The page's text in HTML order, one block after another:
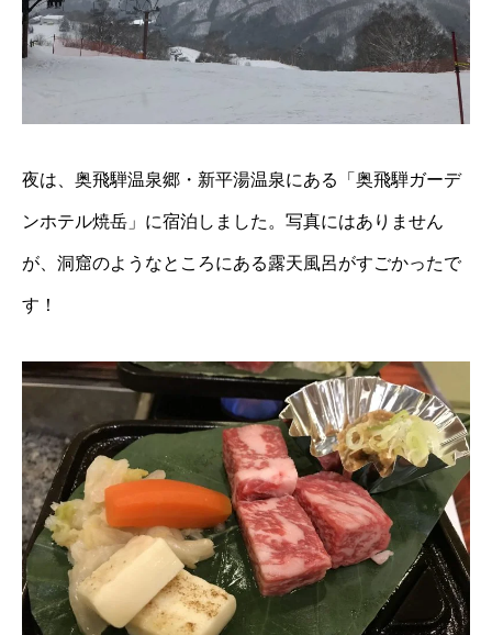
夜は、奥飛騨温泉郷・新平湯温泉にある「奥飛騨ガーデ
ンホテル焼岳」に宿泊しました。写真にはありません
が、洞窟のようなところにある露天風呂がすごかったで
す！